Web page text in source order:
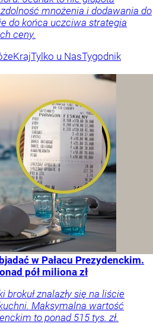
mnożenia i dodawania do
do końca uczciwa strategia
ceny.
KrajTylko u NasTygodnik
w Pałacu Prezydenckim.
pół miliona zł
znalazły się na liście
Maksymalna wartość
to ponad 515 tys. zł.